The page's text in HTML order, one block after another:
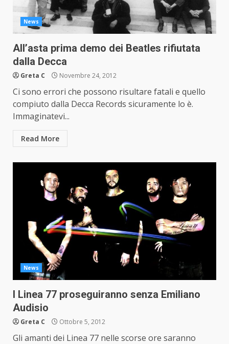
News
All’asta prima demo dei Beatles rifiutata
dalla Decca
Greta C Novembre 24, 2012
Ci sono errori che possono risultare fatali e quello
compiuto dalla Decca Records sicuramente lo è.
Immaginatevi...
Read More
News
I Linea 77 proseguiranno senza Emiliano
Audisio
Greta C Ottobre 5, 2012
Gli amanti dei Linea 77 nelle scorse ore saranno